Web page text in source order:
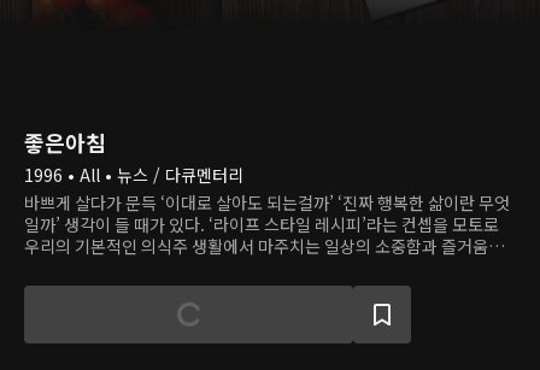
좋은아침
1996 • All • 뉴스 / 다큐멘터리
바쁘게 살다가 문득 ‘이대로 살아도 되는걸까’ ‘진짜 행복한 삶이란 무엇
일까’ 생각이 들 때가 있다. ‘라이프 스타일 레시피’라는 컨셉을 모토로
우리의 기본적인 의식주 생활에서 마주치는 일상의 소중함과 즐거움을